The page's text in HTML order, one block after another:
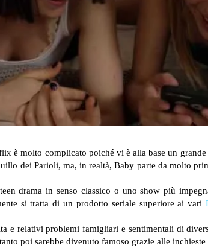
è molto complicato poiché vi è alla base un
dei Parioli, ma, in realtà, Baby parte da molto
drama in senso classico o uno show più
si tratta di un prodotto seriale superiore ai vari
e relativi problemi famigliari e sentimentali di
poi sarebbe divenuto famoso grazie alle